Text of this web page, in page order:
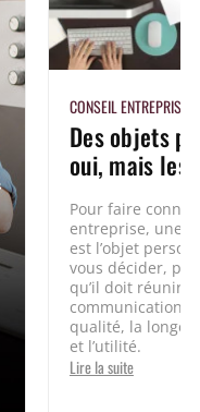
CONSEIL ENTREPRISE
Des objets
oui, mais
Pour faire
entreprise, une
est l’objet
vous décider,
qu’il doit réunir
communication
qualité, la
et l’utilité.
Lire la suite